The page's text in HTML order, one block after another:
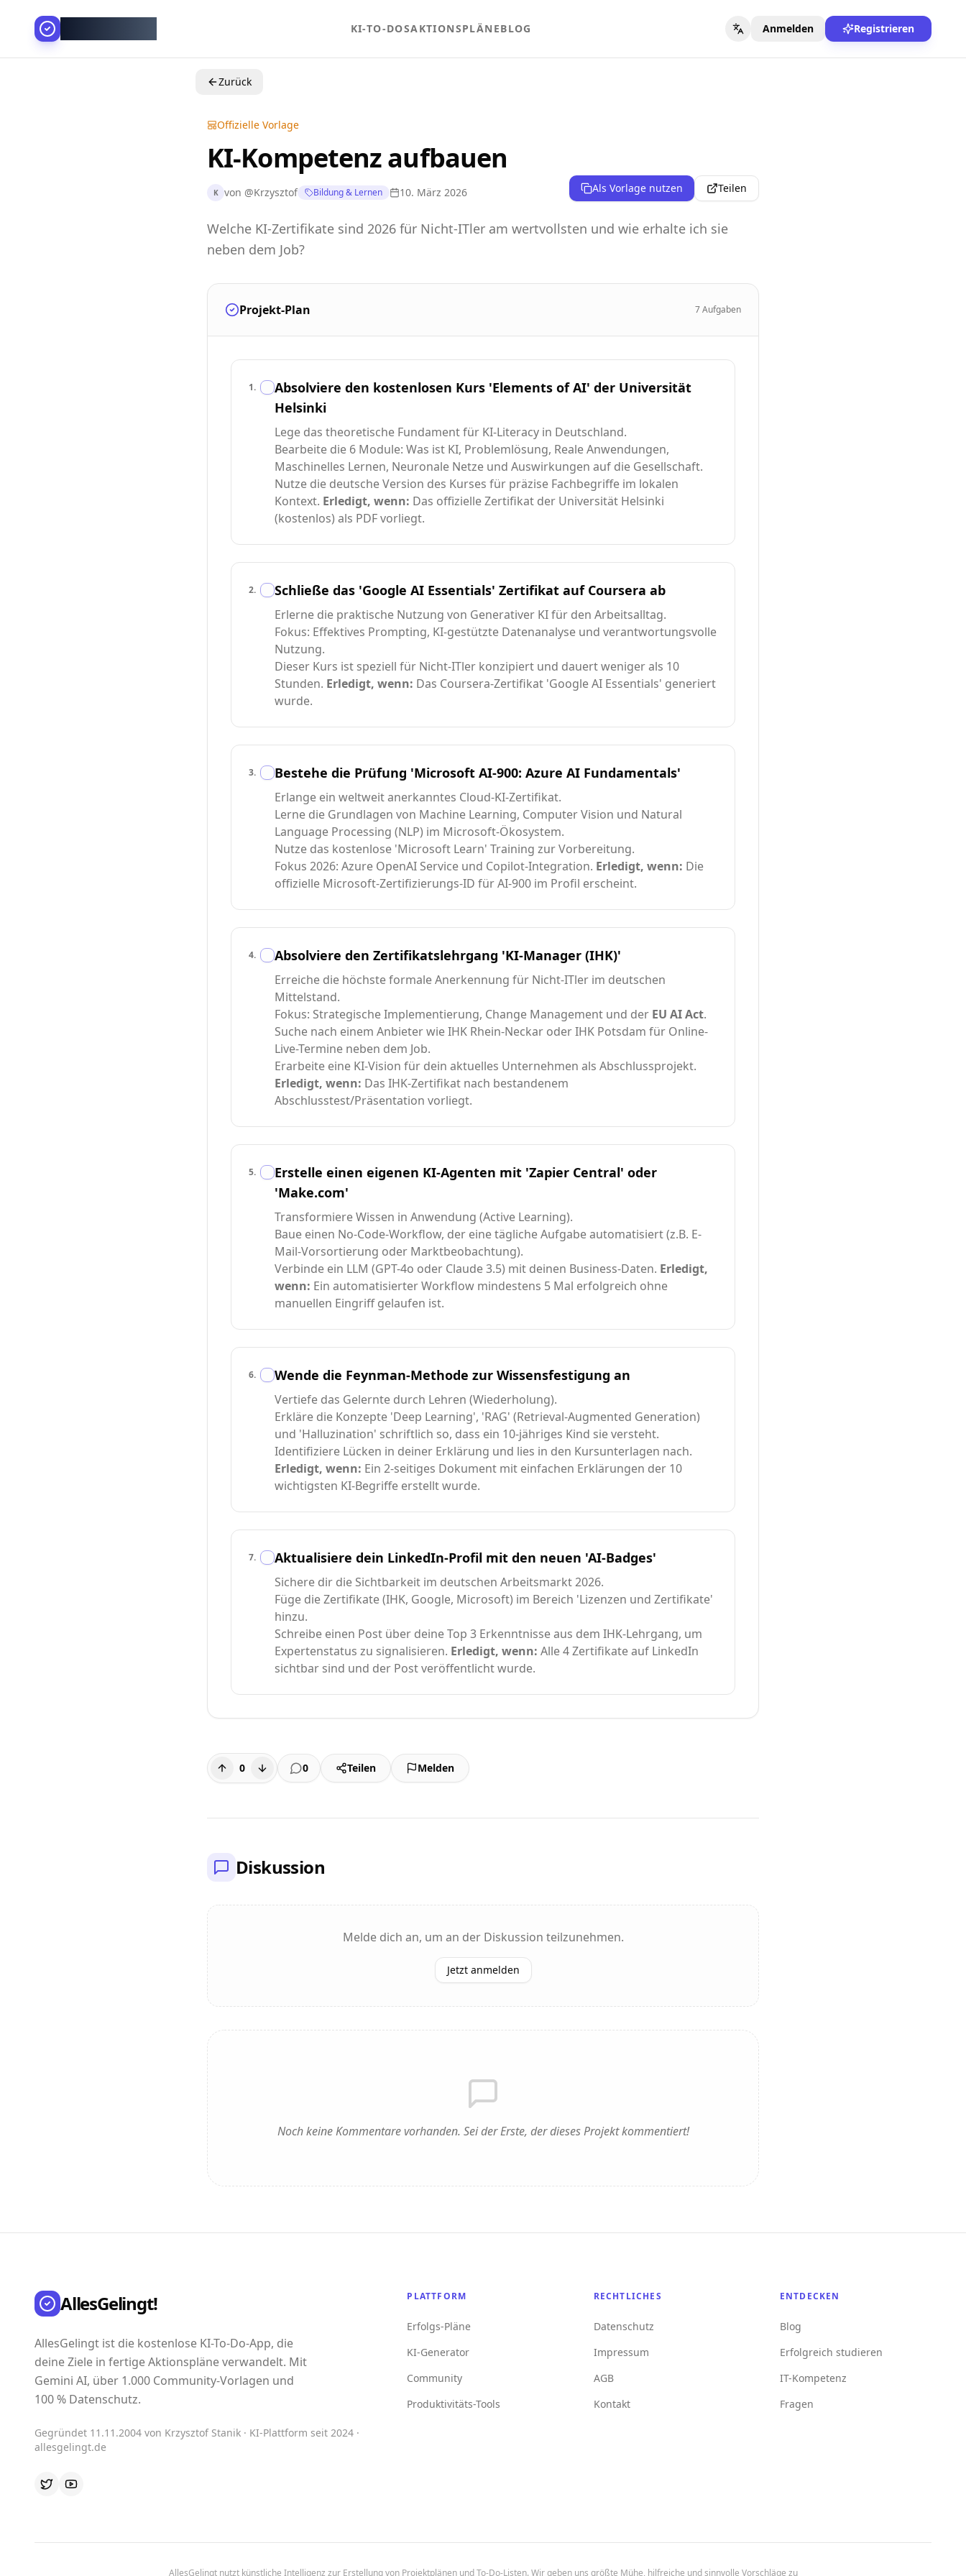
KI-TO-DOSAKTIONSPLÄNEBLOG Anmelden Registrieren
Zurück
Offizielle Vorlage
KI-Kompetenz aufbauen
K von @Krzysztof Bildung & Lernen 10. März 2026 Als Vorlage nutzen Teilen
Welche KI-Zertifikate sind 2026 für Nicht-ITler am wertvollsten und wie erhalte ich sie
neben dem Job?
Projekt-Plan 7Aufgaben
1.
Absolviere den kostenlosen Kurs 'Elements of AI' der Universität
Helsinki
Lege das theoretische Fundament für KI-Literacy in Deutschland.
Bearbeite die 6 Module: Was ist KI, Problemlösung, Reale Anwendungen,
Maschinelles Lernen, Neuronale Netze und Auswirkungen auf die Gesellschaft.
Nutze die deutsche Version des Kurses für präzise Fachbegriffe im lokalen
Kontext. Erledigt, wenn: Das offizielle Zertifikat der Universität Helsinki
(kostenlos) als PDF vorliegt.
2. Schließe das 'Google AI Essentials' Zertifikat auf Coursera ab
Erlerne die praktische Nutzung von Generativer KI für den Arbeitsalltag.
Fokus: Effektives Prompting, KI-gestützte Datenanalyse und verantwortungsvolle
Nutzung.
Dieser Kurs ist speziell für Nicht-ITler konzipiert und dauert weniger als 10
Stunden. Erledigt, wenn: Das Coursera-Zertifikat 'Google AI Essentials' generiert
wurde.
3. Bestehe die Prüfung 'Microsoft AI-900: Azure AI Fundamentals'
Erlange ein weltweit anerkanntes Cloud-KI-Zertifikat.
Lerne die Grundlagen von Machine Learning, Computer Vision und Natural
Language Processing (NLP) im Microsoft-Ökosystem.
Nutze das kostenlose 'Microsoft Learn' Training zur Vorbereitung.
Fokus 2026: Azure OpenAI Service und Copilot-Integration. Erledigt, wenn: Die
offizielle Microsoft-Zertifizierungs-ID für AI-900 im Profil erscheint.
4. Absolviere den Zertifikatslehrgang 'KI-Manager (IHK)'
Erreiche die höchste formale Anerkennung für Nicht-ITler im deutschen
Mittelstand.
Fokus: Strategische Implementierung, Change Management und der EU AI Act.
Suche nach einem Anbieter wie IHK Rhein-Neckar oder IHK Potsdam für Online-
Live-Termine neben dem Job.
Erarbeite eine KI-Vision für dein aktuelles Unternehmen als Abschlussprojekt.
Erledigt, wenn: Das IHK-Zertifikat nach bestandenem
Abschlusstest/Präsentation vorliegt.
5.
Erstelle einen eigenen KI-Agenten mit 'Zapier Central' oder
'Make.com'
Transformiere Wissen in Anwendung (Active Learning).
Baue einen No-Code-Workflow, der eine tägliche Aufgabe automatisiert (z.B. E-
Mail-Vorsortierung oder Marktbeobachtung).
Verbinde ein LLM (GPT-4o oder Claude 3.5) mit deinen Business-Daten. Erledigt,
wenn: Ein automatisierter Workflow mindestens 5 Mal erfolgreich ohne
manuellen Eingriff gelaufen ist.
6. Wende die Feynman-Methode zur Wissensfestigung an
Vertiefe das Gelernte durch Lehren (Wiederholung).
Erkläre die Konzepte 'Deep Learning', 'RAG' (Retrieval-Augmented Generation)
und 'Halluzination' schriftlich so, dass ein 10-jähriges Kind sie versteht.
Identifiziere Lücken in deiner Erklärung und lies in den Kursunterlagen nach.
Erledigt, wenn: Ein 2-seitiges Dokument mit einfachen Erklärungen der 10
wichtigsten KI-Begriffe erstellt wurde.
7. Aktualisiere dein LinkedIn-Profil mit den neuen 'AI-Badges'
Sichere dir die Sichtbarkeit im deutschen Arbeitsmarkt 2026.
Füge die Zertifikate (IHK, Google, Microsoft) im Bereich 'Lizenzen und Zertifikate'
hinzu.
Schreibe einen Post über deine Top 3 Erkenntnisse aus dem IHK-Lehrgang, um
Expertenstatus zu signalisieren. Erledigt, wenn: Alle 4 Zertifikate auf LinkedIn
sichtbar sind und der Post veröffentlicht wurde.
0 0 Teilen Melden
Diskussion
Melde dich an, um an der Diskussion teilzunehmen.
Jetzt anmelden
Noch keine Kommentare vorhanden. Sei der Erste, der dieses Projekt kommentiert!
AllesGelingt!
AllesGelingt ist die kostenlose KI-To-Do-App, die
deine Ziele in fertige Aktionspläne verwandelt. Mit
Gemini AI, über 1.000 Community-Vorlagen und
100 % Datenschutz.
Gegründet 11.11.2004 von Krzysztof Stanik · KI-Plattform seit 2024 ·
allesgelingt.de
PLATTFORM
Erfolgs-Pläne
KI-Generator
Community
Produktivitäts-Tools
RECHTLICHES
Datenschutz
Impressum
AGB
Kontakt
ENTDECKEN
Blog
Erfolgreich studieren
IT-Kompetenz
Fragen
AllesGelingt nutzt künstliche Intelligenz zur Erstellung von Projektplänen und To-Do-Listen. Wir geben uns größte Mühe, hilfreiche und sinnvolle Vorschläge zu